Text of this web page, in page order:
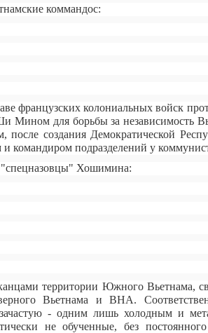
коммандос:
французских колониальных войск
Мином для борьбы за независимость
после создания Демократической
и командиром подразделений у
Хошимина:
территории Южного Вьетнама,
Вьетнама и ВНА.
- одним лишь холодным и
не обученные, без